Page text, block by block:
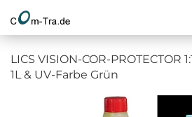
LICS VISION-COR-PROTECTOR
1L & UV-Farbe Grün